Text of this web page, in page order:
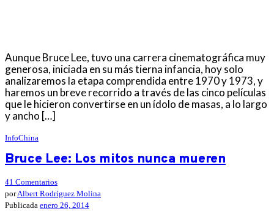
Aunque Bruce Lee, tuvo una carrera cinematográfica muy
generosa, iniciada en su más tierna infancia, hoy solo
analizaremos la etapa comprendida entre 1970 y 1973, y
haremos un breve recorrido a través de las cinco películas
que le hicieron convertirse en un ídolo de masas, a lo largo
y ancho […]
InfoChina
Bruce Lee: Los mitos nunca mueren
41 Comentarios
porAlbert Rodríguez Molina
Publicada enero 26, 2014